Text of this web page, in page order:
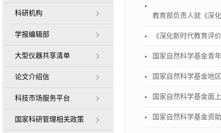
科研机构
学报编辑部
大型仪器共享清单
论文介绍信
科技市场服务平台
国家科研管理相关政策
教育部负责人就《深
《深化新时代教育评
国家自然科学基金青
国家自然科学基金地
国家自然科学基金面
国家自然科学基金资